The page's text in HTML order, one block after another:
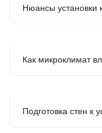
Нюансы установки
Как микроклимат
Подготовка стен к